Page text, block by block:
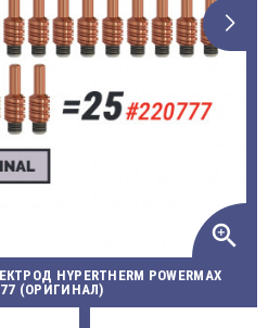
zoom_in
HYPERTHERM POWERMAX
(ОРИГИНАЛ)